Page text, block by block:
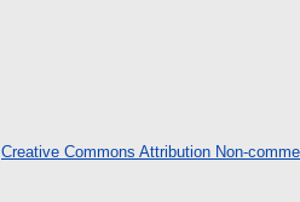
Creative Commons Attribution Non-